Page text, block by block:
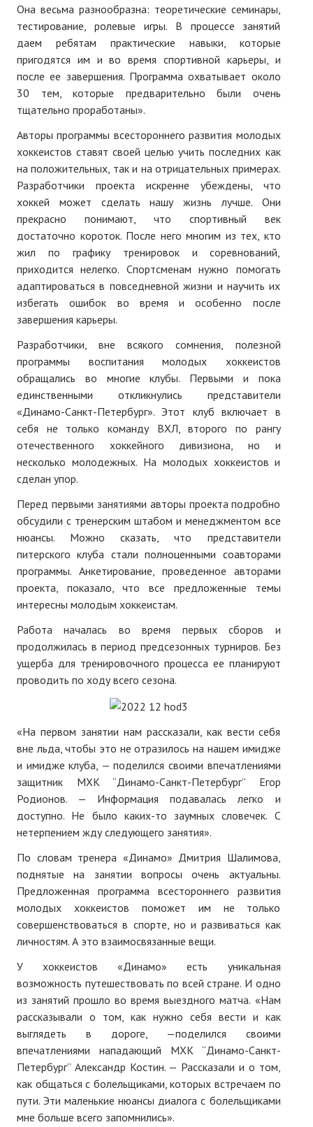
КНИГИ
Список наших книг
Страница поиска
Е. Богатырев «Повесть об олимпийском характере»
ПОДПИСКА
Наложенный платеж
Подписка 2026
Подписка онлайн на печатную версию
ТАКОВА СПОРТИВНАЯ ЖИЗНЬ
КОНТАКТЫ
ТЕКУЩИЙ №
Она весьма разнообразна: теоретические семинары,
тестирование, ролевые игры. В процессе занятий
даем ребятам практические навыки, которые
пригодятся им и во время спортивной карьеры, и
после ее завершения. Программа охватывает около
30 тем, которые предварительно были очень
тщательно проработаны».
Авторы программы всестороннего развития молодых
хоккеистов ставят своей целью учить последних как
на положительных, так и на отрицательных примерах.
Разработчики проекта искренне убеждены, что
хоккей может сделать нашу жизнь лучше. Они
прекрасно понимают, что спортивный век
достаточно короток. После него многим из тех, кто
жил по графику тренировок и соревнований,
приходится нелегко. Спортсменам нужно помогать
адаптироваться в повседневной жизни и научить их
избегать ошибок во время и особенно после
завершения карьеры.
Разработчики, вне всякого сомнения, полезной
программы воспитания молодых хоккеистов
обращались во многие клубы. Первыми и пока
единственными откликнулись представители
«Динамо-Санкт-Петербург». Этот клуб включает в
себя не только команду ВХЛ, второго по рангу
отечественного хоккейного дивизиона, но и
несколько молодежных. На молодых хоккеистов и
сделан упор.
Перед первыми занятиями авторы проекта подробно
обсудили с тренерским штабом и менеджментом все
нюансы. Можно сказать, что представители
питерского клуба стали полноценными соавторами
программы. Анкетирование, проведенное авторами
проекта, показало, что все предложенные темы
интересны молодым хоккеистам.
Работа началась во время первых сборов и
продолжилась в период предсезонных турниров. Без
ущерба для тренировочного процесса ее планируют
проводить по ходу всего сезона.
«На первом занятии нам рассказали, как вести себя
вне льда, чтобы это не отразилось на нашем имидже
и имидже клуба, — поделился своими впечатлениями
защитник МХК “Динамо-Санкт-Петербург” Егор
Родионов. — Информация подавалась легко и
доступно. Не было каких-то заумных словечек. С
нетерпением жду следующего занятия».
По словам тренера «Динамо» Дмитрия Шалимова,
поднятые на занятии вопросы очень актуальны.
Предложенная программа всестороннего развития
молодых хоккеистов поможет им не только
совершенствоваться в спорте, но и развиваться как
личностям. А это взаимосвязанные вещи.
У хоккеистов «Динамо» есть уникальная
возможность путешествовать по всей стране. И одно
из занятий прошло во время выездного матча. «Нам
рассказывали о том, как нужно себя вести и как
выглядеть в дороге, —поделился своими
впечатлениями нападающий МХК “Динамо-Санкт-
Петербург” Александр Костин. — Рассказали и о том,
как общаться с болельщиками, которых встречаем по
пути. Эти маленькие нюансы диалога с болельщиками
мне больше всего запомнились».